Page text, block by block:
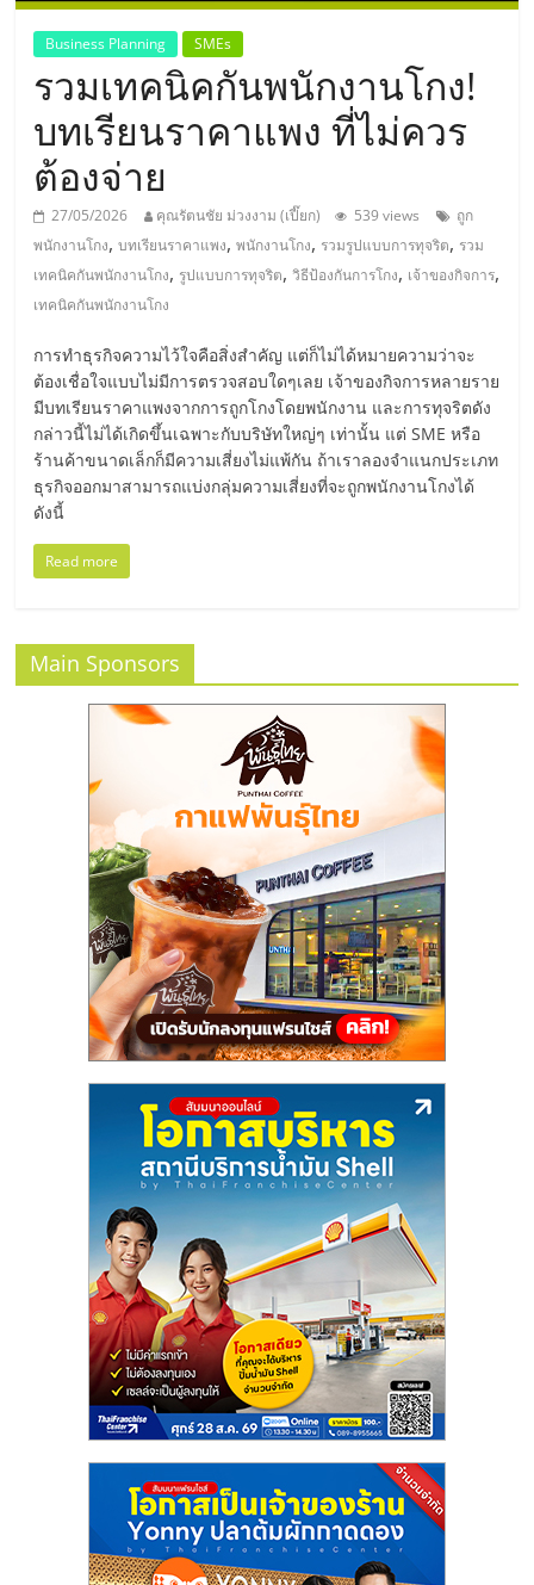
ธุรกิจ
เอ
ส
เอ็
มอี
ไทย,
SMEs,
แฟ
รน
ไชส์,
ที่
ปรึกษา
แฟ
ไชส์,
รวม
แฟ
ไชส์
ขาย
แฟ
ไชส์
แฟ
Business Planning SMEs
รวมเทคนิคกันพนักงานโกง!
บทเรียนราคาแพง ที่ไม่ควร
ต้องจ่าย
27/05/2026 คุณรัตนชัย ม่วงงาม (เปี๊ยก) 539 views
ถูก
พนักงานโกง,บทเรียนราคาแพง,พนักงานโกง, รวมรูปแบบการทุจริต, รวม
เทคนิคกันพนักงานโกง, รูปแบบการทุจริต,วิธีป้องกันการโกง, เจ้าของกิจการ,
เทคนิคกันพนักงานโกง
การทำธุรกิจความไว้ใจคือสิ่งสำคัญ แต่ก็ไม่ได้หมายความว่าจะ
ต้องเชื่อใจแบบไม่มีการตรวจสอบใดๆเลย เจ้าของกิจการหลายราย
มีบทเรียนราคาแพงจากการถูกโกงโดยพนักงาน และการทุจริตดัง
กล่าวนี้ไม่ได้เกิดขึ้นเฉพาะกับบริษัทใหญ่ๆ เท่านั้น แต่ SME หรือ
ร้านค้าขนาดเล็กก็มีความเสี่ยงไม่แพ้กัน ถ้าเราลองจำแนกประเภท
ธุรกิจออกมาสามารถแบ่งกลุ่มความเสี่ยงที่จะถูกพนักงานโกงได้
ดังนี้
Read more
Main Sponsors